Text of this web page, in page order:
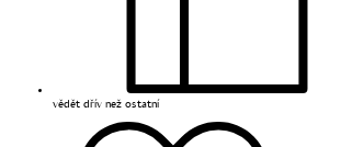
vědět dřív než ostatní